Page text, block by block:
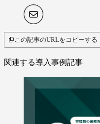
この記事のURLをコピーする
関連する導入事例記事